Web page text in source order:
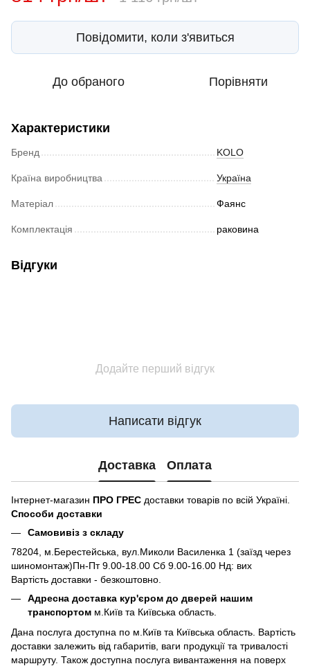
Повідомити, коли з'явиться
До обраного Порівняти
Характеристики
Бренд KOLO
Країна виробництва Україна
Матеріал Фаянс
Комплектація раковина
Відгуки
Додайте перший відгук
Написати відгук
Доставка Оплата
Інтернет-магазин ПРО ГРЕС доставки товарів по всій Україні.
Способи доставки
Самовивіз з складу
78204, м.Берестейська, вул.Миколи Василенка 1 (заїзд через
шиномонтаж)Пн-Пт 9.00-18.00 Сб 9.00-16.00 Нд: вих
Вартість доставки - безкоштовно.
Адресна доставка кур'єром до дверей нашим
транспортом м.Київ та Київська область.
Дана послуга доступна по м.Київ та Київська область. Вартість
доставки залежить від габаритів, ваги продукції та тривалості
маршруту. Також доступна послуга вивантаження на поверх